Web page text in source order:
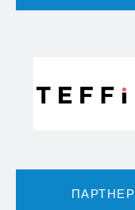
ПАРТНЕР